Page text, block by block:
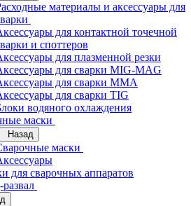
материалы и аксессуары для
для контактной точечной
и споттеров
для плазменной резки
для сварки MIG-MAG
для сварки MMA
для сварки TIG
водяного охлаждения
маски
Назад
маски
для сварочных аппаратов